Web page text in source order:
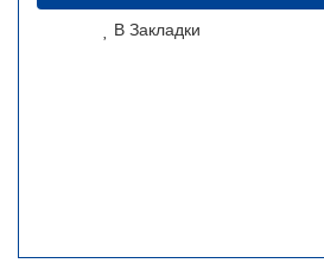
В Закладки